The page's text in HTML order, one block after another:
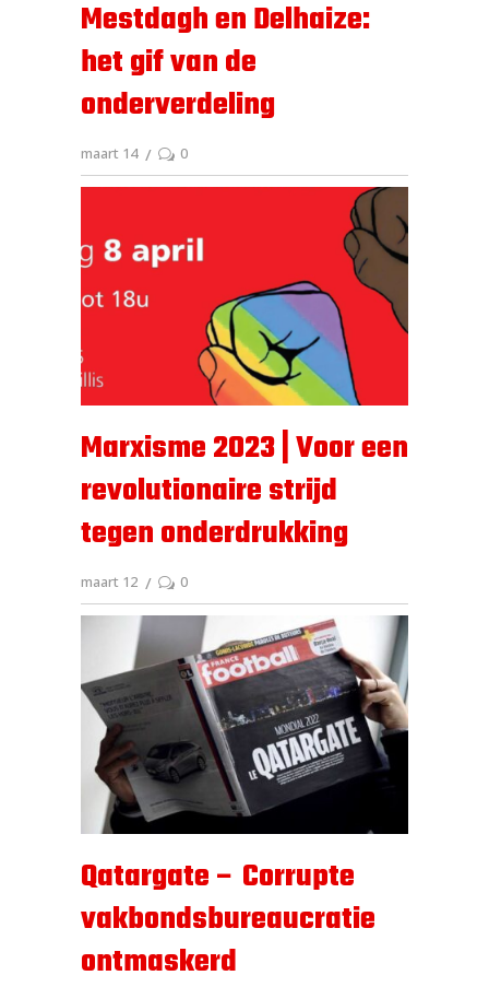
Mestdagh en Delhaize:
het gif van de
onderverdeling
maart 14 0
Marxisme 2023 | Voor een
revolutionaire strijd
tegen onderdrukking
maart 12 0
Qatargate – Corrupte
vakbondsbureaucratie
ontmaskerd